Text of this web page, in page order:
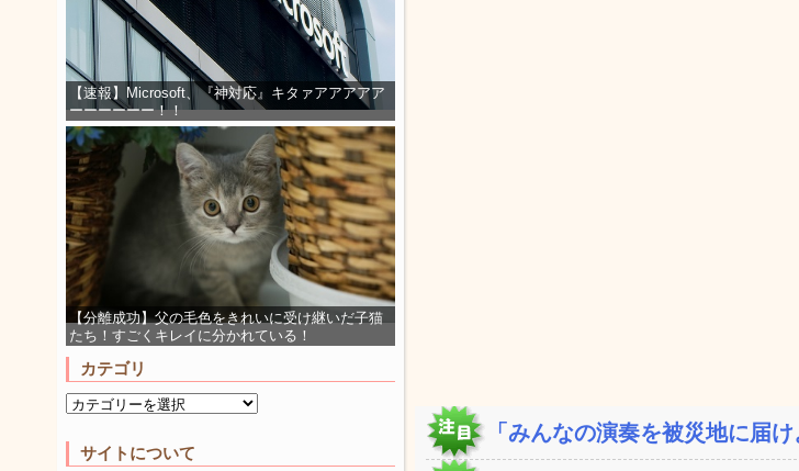
【速報】Microsoft、『神対応』キタァアアアアア
ーーーーーー！！
【分離成功】父の毛色をきれいに受け継いだ子猫
たち！すごくキレイに分かれている！
カテゴリ
サイトについて
「みんなの演奏を被災地に届